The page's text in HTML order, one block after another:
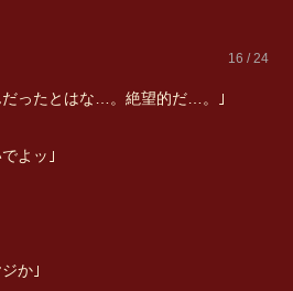
16 / 24
だったとはな…。絶望的だ…。｣
よッ｣
か｣